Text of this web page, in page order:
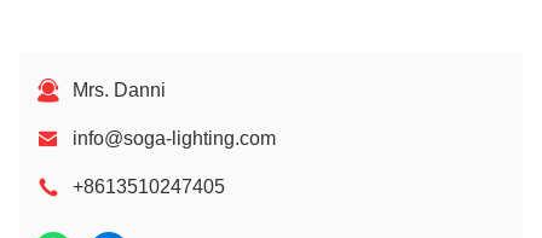
Mrs. Danni
info@soga-lighting.com
+8613510247405